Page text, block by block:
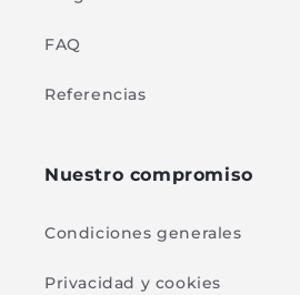
FAQ
Referencias
Nuestro compromiso
Condiciones generales
Privacidad y cookies